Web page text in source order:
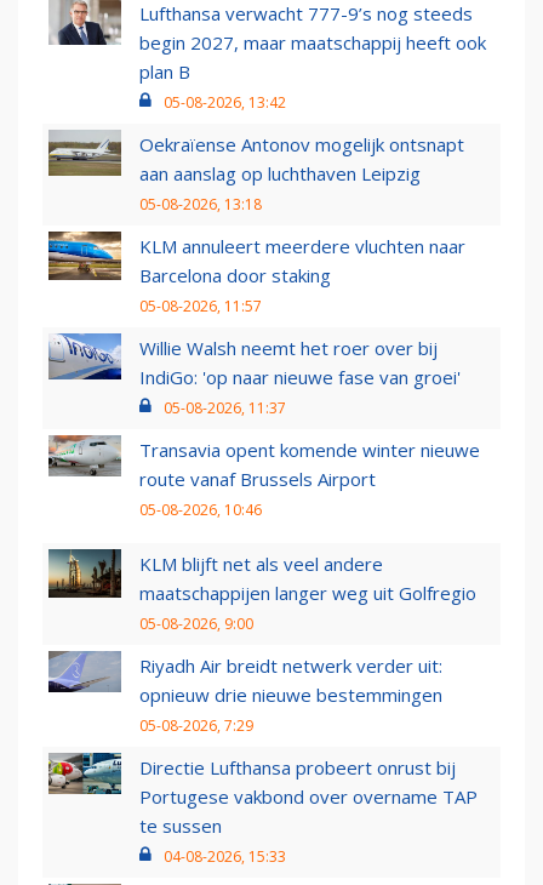
Lufthansa verwacht 777-9’s nog steeds
begin 2027, maar maatschappij heeft ook
plan B
05-08-2026, 13:42
Oekraïense Antonov mogelijk ontsnapt
aan aanslag op luchthaven Leipzig
05-08-2026, 13:18
KLM annuleert meerdere vluchten naar
Barcelona door staking
05-08-2026, 11:57
Willie Walsh neemt het roer over bij
IndiGo: 'op naar nieuwe fase van groei'
05-08-2026, 11:37
Transavia opent komende winter nieuwe
route vanaf Brussels Airport
05-08-2026, 10:46
KLM blijft net als veel andere
maatschappijen langer weg uit Golfregio
05-08-2026, 9:00
Riyadh Air breidt netwerk verder uit:
opnieuw drie nieuwe bestemmingen
05-08-2026, 7:29
Directie Lufthansa probeert onrust bij
Portugese vakbond over overname TAP
te sussen
04-08-2026, 15:33